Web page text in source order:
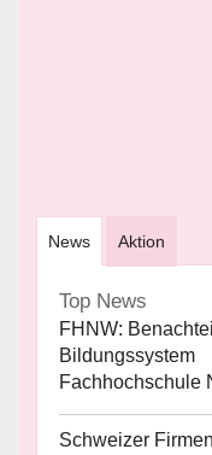
News Aktion
Top News
FHNW:
Bildungssystem
Fachhochschule
Schweizer